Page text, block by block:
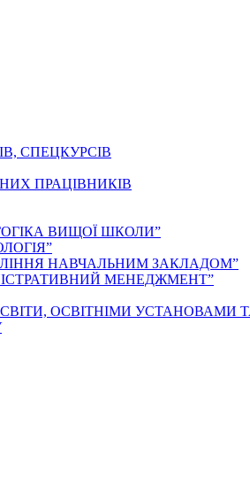
СПЕЦКУРСІВ
ПРАЦІВНИКІВ
ВИЩОЇ ШКОЛИ”
НАВЧАЛЬНИМ ЗАКЛАДОМ”
МЕНЕДЖМЕНТ”
ОСВІТНІМИ УСТАНОВАМИ